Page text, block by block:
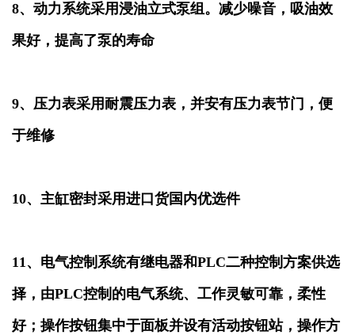
8、动力系统采用浸油立式泵组。减少噪音，吸油效
果好，提高了泵的寿命
9、压力表采用耐震压力表，并安有压力表节门，便
于维修
10、主缸密封采用进口货国内优选件
11、电气控制系统有继电器和PLC二种控制方案供选
择，由PLC控制的电气系统、工作灵敏可靠，柔性
好；操作按钮集中于面板并设有活动按钮站，操作方